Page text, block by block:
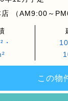
店 （AM9:00～
この物